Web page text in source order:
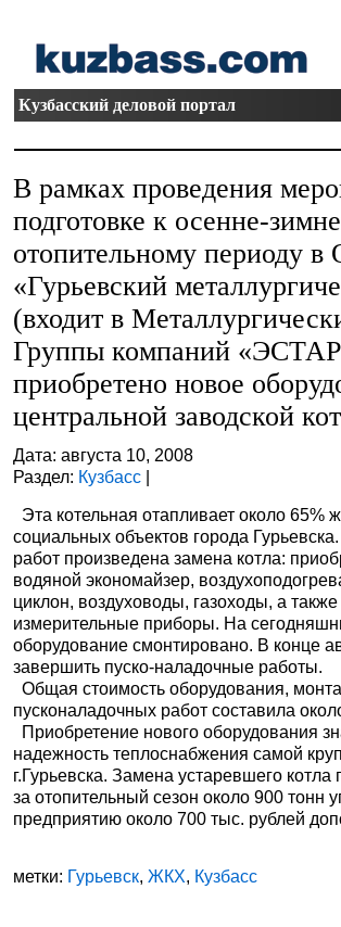
Кузбасский деловой портал
В рамках проведения
подготовке к осенне-
отопительному периоду
«Гурьевский
(входит в
Группы компаний
приобретено новое
центральной заводской
Дата: августа 10, 2008
Раздел: Кузбасс |
Эта котельная отапливает около 65%
социальных объектов города
работ произведена замена котла:
водяной экономайзер,
циклон, воздуховоды, газоходы, а
измерительные приборы. На
оборудование смонтировано. В конце
завершить пуско-наладочные работы.
Общая стоимость оборудования,
пусконаладочных работ составила
Приобретение нового оборудования
надежность теплоснабжения самой
г.Гурьевска. Замена устаревшего котла
за отопительный сезон около 900 тонн
предприятию около 700 тыс. рублей
метки: Гурьевск,ЖКХ, Кузбасс